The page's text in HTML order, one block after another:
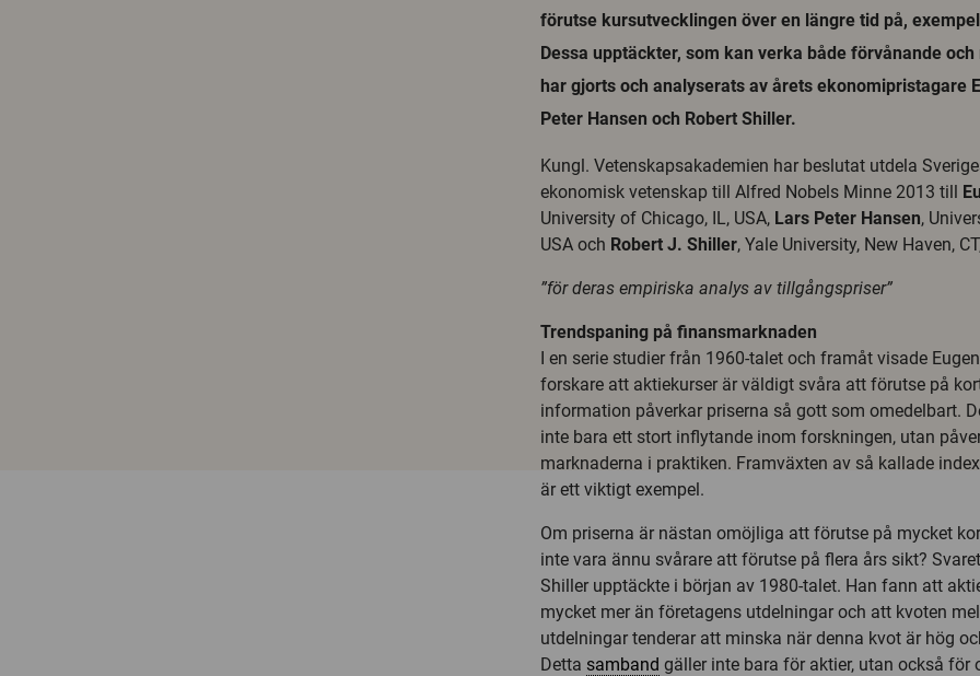
förutse kursutvecklingen över en längre tid på,
Dessa upptäckter, som kan verka både förvånande
har gjorts och analyserats av årets ekonomipristagare
Peter Hansen och Robert Shiller.
Kungl. Vetenskapsakademien har beslutat utdela
ekonomisk vetenskap till Alfred Nobels Minne 2013 till
University of Chicago, IL, USA, Lars Peter Hansen,
USA och Robert J. Shiller, Yale University, New Haven,
”för deras empiriska analys av tillgångspriser”
Trendspaning på finansmarknaden
I en serie studier från 1960-talet och framåt visade
forskare att aktiekurser är väldigt svåra att förutse på
information påverkar priserna så gott som omedelbart.
inte bara ett stort inflytande inom forskningen, utan
marknaderna i praktiken. Framväxten av så kallade
är ett viktigt exempel.
Om priserna är nästan omöjliga att förutse på mycket
inte vara ännu svårare att förutse på flera års sikt?
Shiller upptäckte i början av 1980-talet. Han fann att
mycket mer än företagens utdelningar och att kvoten
utdelningar tenderar att minska när denna kvot är hög
Detta samband gäller inte bara för aktier, utan också för